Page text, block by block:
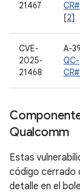
21467
[2]
CVE-
2025-
21468
A-
QC-
Qualcomm
Estas
código cerrado
detalle en el